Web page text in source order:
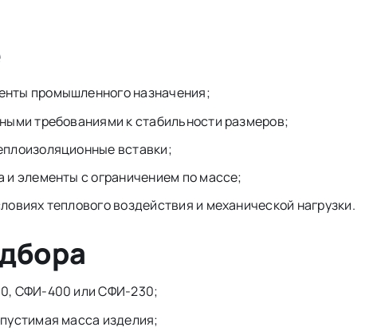
промышленного назначения;
требованиями к стабильности размеров;
вставки;
и элементы с ограничением по массе;
теплового воздействия и механической нагрузки.
СФИ-400 или СФИ-230;
масса изделия;